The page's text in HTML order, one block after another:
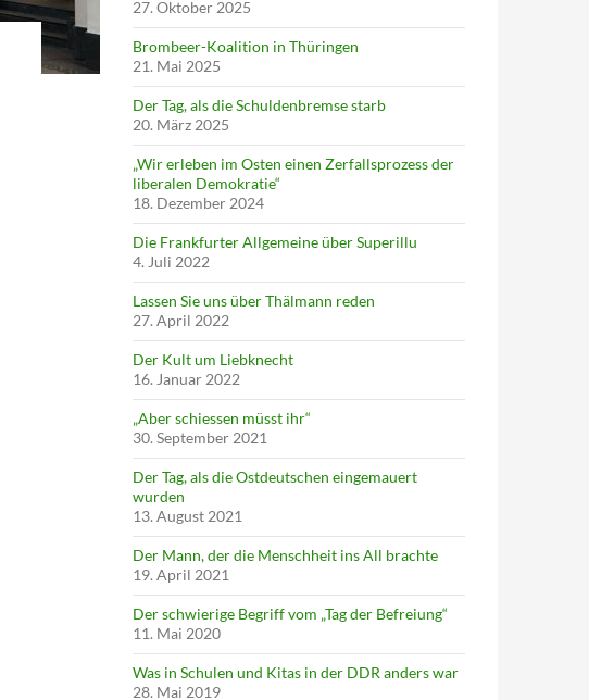
27. Oktober 2025
Brombeer-Koalition in Thüringen
21. Mai 2025
Der Tag, als die Schuldenbremse starb
20. März 2025
„Wir erleben im Osten einen Zerfallsprozess der
liberalen Demokratie“
18. Dezember 2024
Die Frankfurter Allgemeine über Superillu
4. Juli 2022
Lassen Sie uns über Thälmann reden
27. April 2022
Der Kult um Liebknecht
16. Januar 2022
„Aber schiessen müsst ihr“
30. September 2021
Der Tag, als die Ostdeutschen eingemauert
wurden
13. August 2021
Der Mann, der die Menschheit ins All brachte
19. April 2021
Der schwierige Begriff vom „Tag der Befreiung“
11. Mai 2020
Was in Schulen und Kitas in der DDR anders war
28. Mai 2019